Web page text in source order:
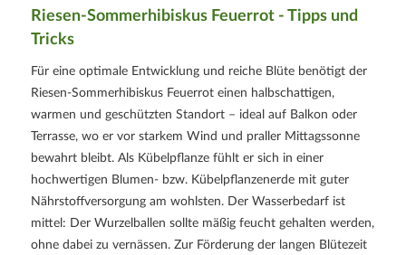
Riesen-Sommerhibiskus Feuerrot - Tipps und
Tricks
Für eine optimale Entwicklung und reiche Blüte benötigt der
Riesen-Sommerhibiskus Feuerrot einen halbschattigen,
warmen und geschützten Standort – ideal auf Balkon oder
Terrasse, wo er vor starkem Wind und praller Mittagssonne
bewahrt bleibt. Als Kübelpflanze fühlt er sich in einer
hochwertigen Blumen- bzw. Kübelpflanzenerde mit guter
Nährstoffversorgung am wohlsten. Der Wasserbedarf ist
mittel: Der Wurzelballen sollte mäßig feucht gehalten werden,
ohne dabei zu vernässen. Zur Förderung der langen Blütezeit